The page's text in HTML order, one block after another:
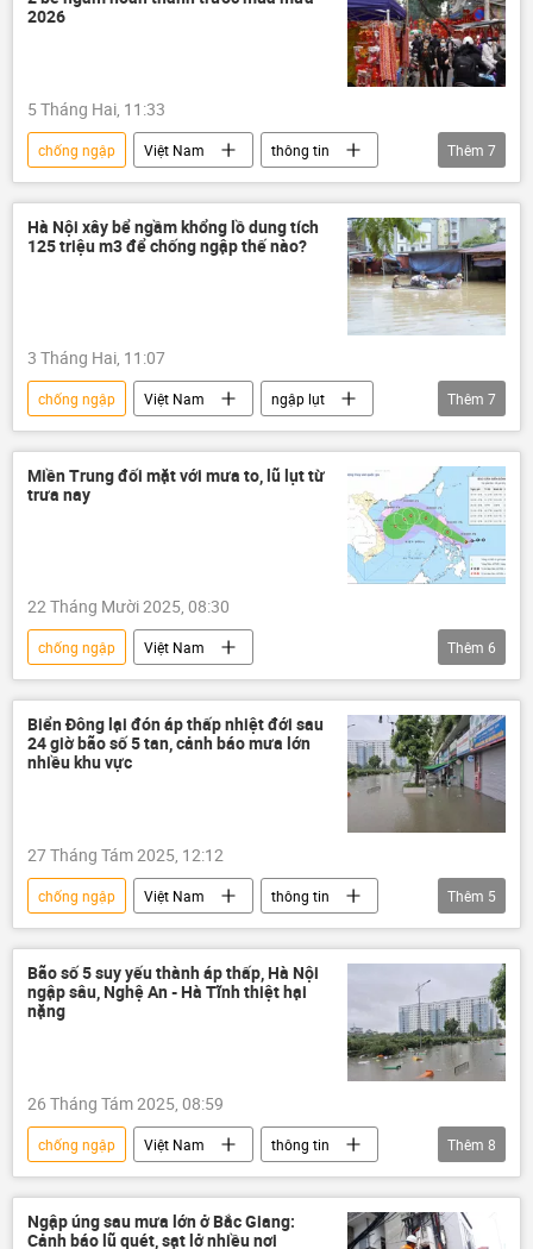
đầu tư nước ngoài
FDI
2026
5 Tháng Hai, 11:33
chống ngập Việt Nam
thông tin
Hà Nội
ngập lụt
lũ lụt
Mưa bão, lũ lụt lịch sử, thiên tai kinh hoàng ở Việt Nam
dự án
xây dựng Bộ Xây dựng
Thêm 7
Hà Nội xây bể ngầm khổng lồ dung tích
125 triệu m3 để chống ngập thế nào?
3 Tháng Hai, 11:07
chống ngập Việt Nam
ngập lụt
Mưa bão, lũ lụt lịch sử, thiên tai kinh hoàng ở Việt Nam
thiên tai
thiên nhiên
Hà Nội
Thời tiết
Thêm 7
Miền Trung đối mặt với mưa to, lũ lụt từ
trưa nay
22 Tháng Mười 2025, 08:30
chống ngập
Việt Nam
Mưa bão, lũ lụt lịch sử, thiên tai kinh hoàng ở Việt Nam
cơn bão
thiên tai
sạt lở
ngập lụt
Thời tiết
Thêm 6
Biển Đông lại đón áp thấp nhiệt đới sau
24 giờ bão số 5 tan, cảnh báo mưa lớn
nhiều khu vực
27 Tháng Tám 2025, 12:12
chống ngập Việt Nam
thông tin
cơn bão
Mưa bão, lũ lụt lịch sử, thiên tai kinh hoàng ở Việt Nam
thiên tai
ngập lụt Thời tiết
Thêm 5
Bão số 5 suy yếu thành áp thấp, Hà Nội
ngập sâu, Nghệ An - Hà Tĩnh thiệt hại
nặng
26 Tháng Tám 2025, 08:59
chống ngập Việt Nam
thông tin
Mưa bão, lũ lụt lịch sử, thiên tai kinh hoàng ở Việt Nam
lũ lụt
cơn bão
thiên tai
Thêm 8
Ngập úng sau mưa lớn ở Bắc Giang:
Cảnh báo lũ quét, sạt lở nhiều nơi